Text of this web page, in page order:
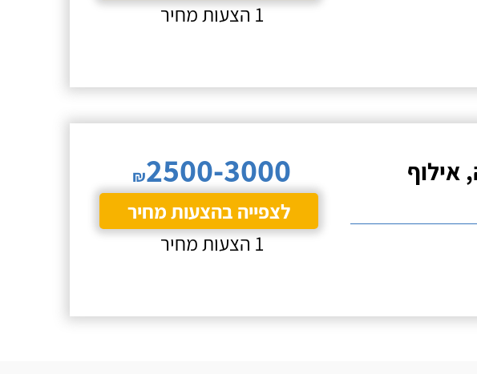
1 הצעות מחיר
אילוף ₪2500-3000
לצפייה בהצעות מחיר
1 הצעות מחיר